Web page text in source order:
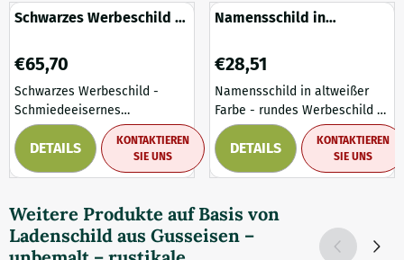
Schwarzes Werbeschild -
Preis: 65,70
€65,70
Schwarzes Werbeschild -
Schmiedeeisernes
Ladenschild - rund. Ein
wunderschönes nostalgisches
Schmiedeeisenschild mit
als Willkommensschild oder
dekoratives Werbeschild für
Ihr Geschäft, Ihre Galerie oder
DETAILS
KONTAKTIEREN
SIE UNS
Namensschild in
Preis: 28,51
€28,51
Namensschild in altweißer
Farbe - rundes Werbeschild -
Eisen. Ein edles und
nostalgisches Schild aus
Schmiedeeisen in einem
runde Werbeschild versprüht
klassischen Charme und ist
eine elegante Ergänzung für
DETAILS
KONTAKTIEREN
SIE UNS
Weitere Produkte auf Basis von
Ladenschild aus Gusseisen –